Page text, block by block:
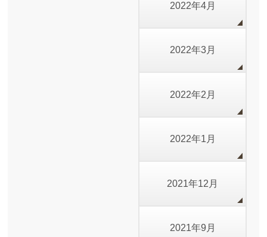
2022年4月
2022年3月
2022年2月
2022年1月
2021年12月
2021年9月